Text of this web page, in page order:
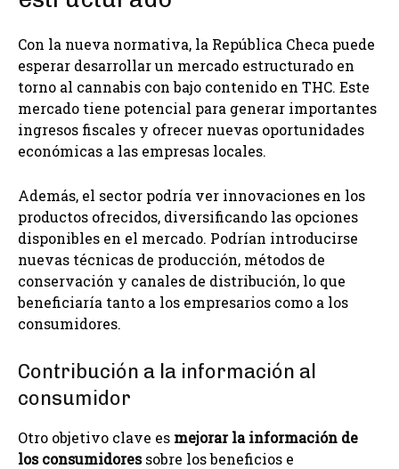
Con la nueva normativa, la República Checa puede
esperar desarrollar un mercado estructurado en
torno al cannabis con bajo contenido en THC. Este
mercado tiene potencial para generar importantes
ingresos fiscales y ofrecer nuevas oportunidades
económicas a las empresas locales.
Además, el sector podría ver innovaciones en los
productos ofrecidos, diversificando las opciones
disponibles en el mercado. Podrían introducirse
nuevas técnicas de producción, métodos de
conservación y canales de distribución, lo que
beneficiaría tanto a los empresarios como a los
consumidores.
Contribución a la información al
consumidor
Otro objetivo clave es mejorar la información de
los consumidoressobre los beneficios e